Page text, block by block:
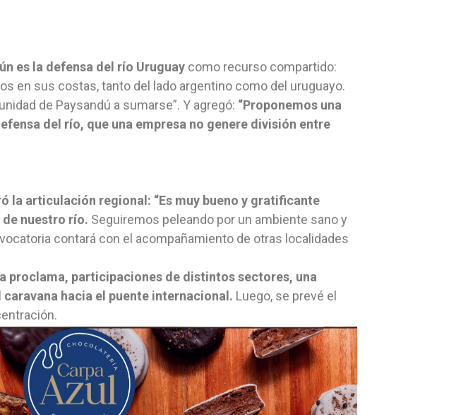
es la defensa del río Uruguay como recurso compartido:
en sus costas, tanto del lado argentino como del uruguayo.
de Paysandú a sumarse”. Y agregó: “Proponemos una
del río, que una empresa no genere división entre
la articulación regional: “Es muy bueno y gratificante
nuestro río. Seguiremos peleando por un ambiente sano y
contará con el acompañamiento de otras localidades
proclama, participaciones de distintos sectores, una
hacia el puente internacional. Luego, se prevé el